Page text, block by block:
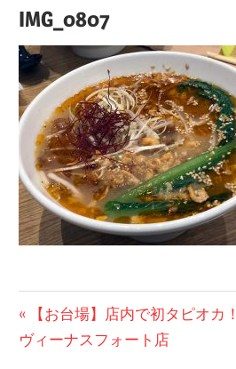
IMG_0807
投
稿
前
の
【お台場】店内で初タピオカ
ヴィーナスフォート店